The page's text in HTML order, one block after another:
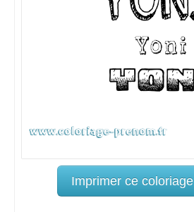
Imprimer ce coloriage